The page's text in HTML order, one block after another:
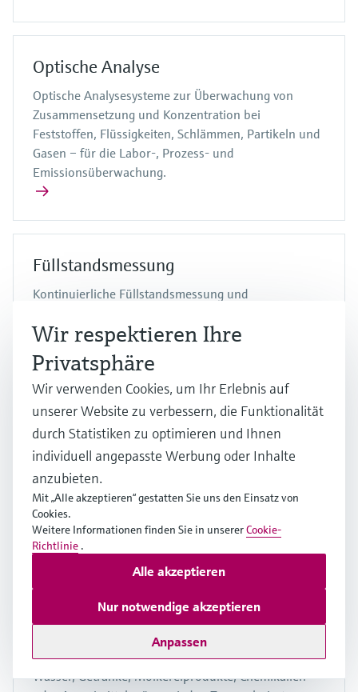
Optische Analyse
Optische Analysesysteme zur Überwachung von
Zusammensetzung und Konzentration bei
Feststoffen, Flüssigkeiten, Schlämmen, Partikeln und
Gasen – für die Labor-, Prozess- und
Emissionsüberwachung.
Füllstandsmessung
Kontinuierliche Füllstandsmessung und
Schüttgütern
Durchflussmesstechnik für
Flüssigkeiten, Gase und Dampf
Wasser, Erdgas, Dampf, Mineralöl und Chemikalien
sind nur einige der Medien, die jeden Tag gemessen
werden müssen. Erfahren Sie mehr über
Durchflussmessung und wählen Sie das optimale
Durchflussmessgerät für Ihre Prozessanforderungen.
Flüssigkeitsanalyse
Wasser, Getränke, Molkereiprodukte, Chemikalien
Wir respektieren Ihre
Privatsphäre
Wir verwenden Cookies, um Ihr Erlebnis auf
unserer Website zu verbessern, die Funktionalität
durch Statistiken zu optimieren und Ihnen
individuell angepasste Werbung oder Inhalte
anzubieten.
Mit „Alle akzeptieren“ gestatten Sie uns den Einsatz von
Cookies.
Weitere Informationen finden Sie in unsererCookie-
Richtlinie .
Anpassen
Nur notwendige akzeptieren
Alle akzeptieren